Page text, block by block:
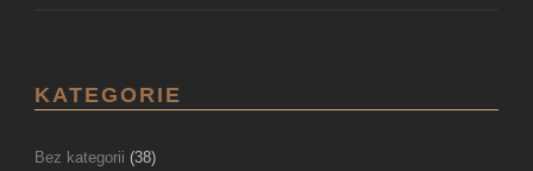
KATEGORIE
Bez kategorii (38)